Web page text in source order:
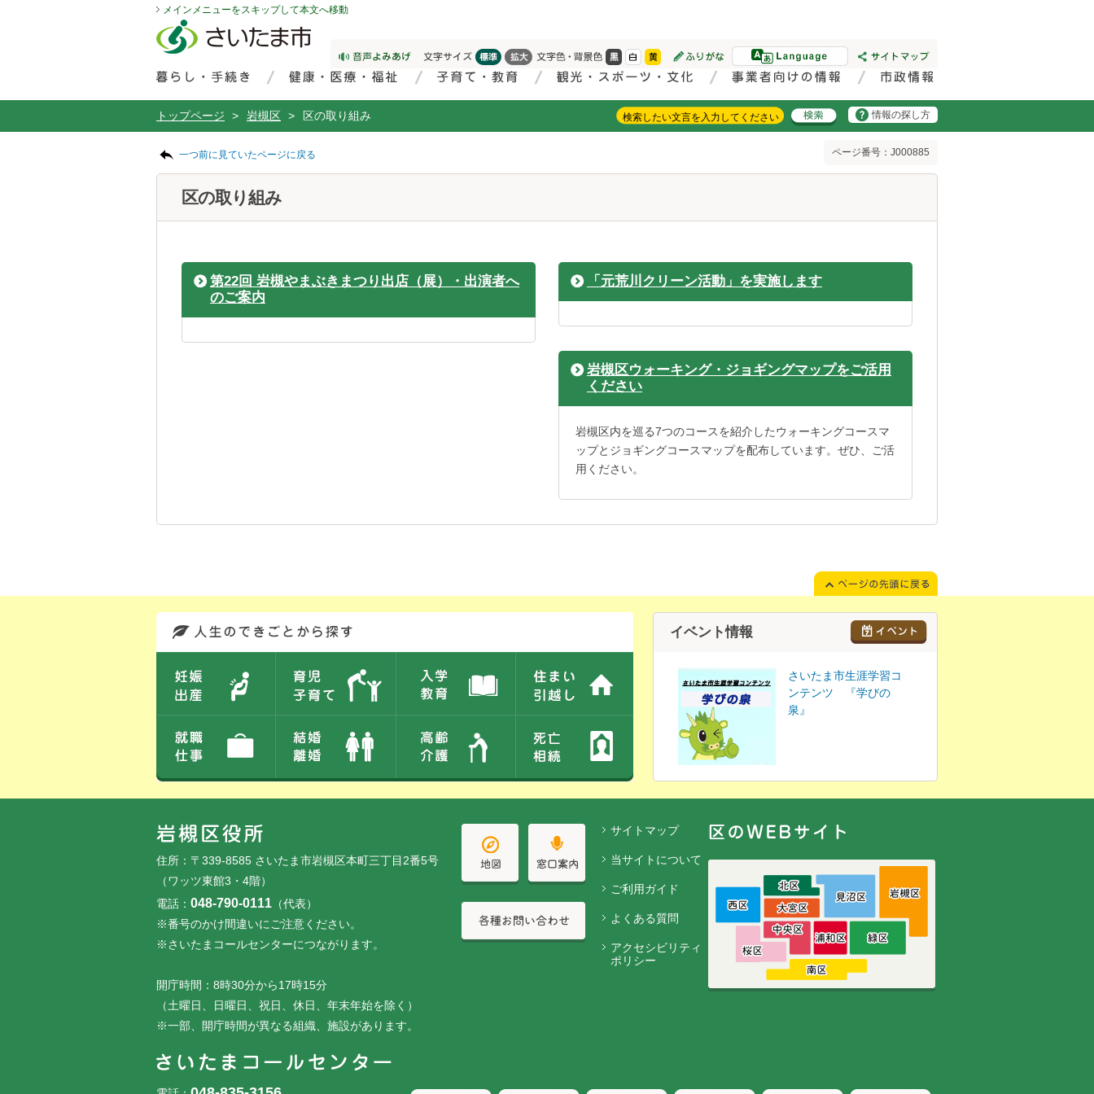
メインメニューをスキップして本文へ移動
トップページ > 岩槻区 > 区の取り組み 情報の探し方
一つ前に見ていたページに戻る ページ番号：J000885
区の取り組み
第22回 岩槻やまぶきまつり出店（展）・出演者へ
のご案内
「元荒川クリーン活動」を実施します
岩槻区ウォーキング・ジョギングマップをご活用
ください
岩槻区内を巡る7つのコースを紹介したウォーキングコースマ
ップとジョギングコースマップを配布しています。ぜひ、ご活
用ください。
イベント情報
さいたま市生涯学習コ
ンテンツ 『学びの
泉』
住所：〒339-8585 さいたま市岩槻区本町三丁目2番5号
（ワッツ東館3・4階）
電話： 048-790-0111 （代表）
※番号のかけ間違いにご注意ください。
※さいたまコールセンターにつながります。
開庁時間：8時30分から17時15分
（土曜日、日曜日、祝日、休日、年末年始を除く）
※一部、開庁時間が異なる組織、施設があります。
サイトマップ
当サイトについて
ご利用ガイド
よくある質問
アクセシビリティ
ポリシー